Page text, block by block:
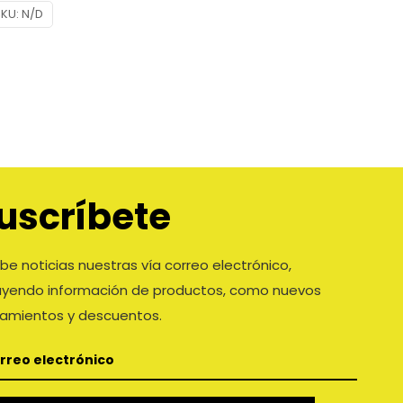
N/D
noticias nuestras vía correo electrónico,
información de productos, como nuevos
y descuentos.